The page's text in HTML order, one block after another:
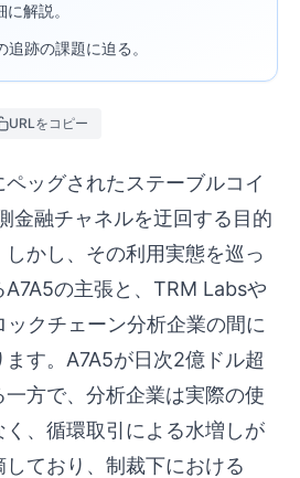
解説。
跡の課題に迫る。
URLをコピー
ッグされたステーブルコイ
金融チャネルを迂回する目的
かし、その利用実態を巡っ
の主張と、TRM Labsや
クチェーン分析企業の間に
す。A7A5が日次2億ドル超
方で、分析企業は実際の使
、循環取引による水増しが
ており、制裁下における